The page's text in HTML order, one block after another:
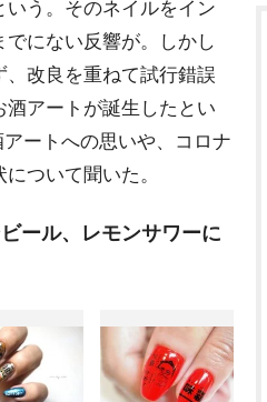
う。そのネイルをイン
にない反響が。しかし
改良を重ねて試行錯誤
酒アートが誕生したとい
ートへの思いや、コロナ
ついて聞いた。
ール、レモンサワーに